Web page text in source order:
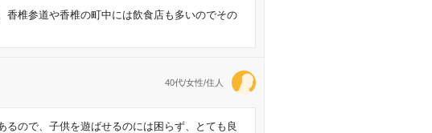
香椎参道や香椎の町中には飲食店も多いのでその
40代/女性/住人
ので、子供を遊ばせるのには困らず、とても良